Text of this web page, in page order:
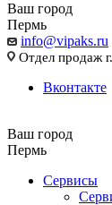
Ваш город
Пермь
info@vipaks.ru
Отдел продаж
Вконтакте
Ваш город
Пермь
Сервисы